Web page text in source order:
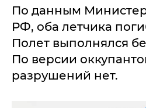
По данным
РФ, оба летчика
Полет выполнялся
По версии
разрушений нет.